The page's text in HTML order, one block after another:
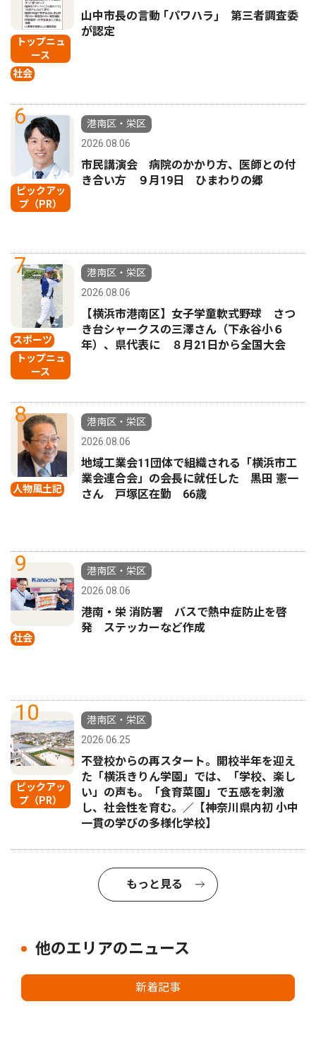
トップニュ
ース
社会
山中市長の言動 ｢パワハラ｣ 第三者調査委
が認定
6
ピックアッ
プ（PR）
港南区・栄区
2026.08.06
市民講演会 病院のかかり方、医師との付
き合い方 ９月19日 ひまわりの郷
7
スポーツ
トップニュ
ース
港南区・栄区
2026.08.06
【横浜市港南区】女子学童軟式野球 さつ
き台シャークスの三澤さん（下永谷小６
年）、県代表に ８月21日から全国大会
8
人物風土記
港南区・栄区
2026.08.06
地域工業会11団体で組織される「横浜市工
業会連合会」の会長に就任した 黒田 憲一
さん 戸塚区在勤 66歳
9
社会
港南区・栄区
2026.08.06
港南・栄 消防署 バスで熱中症防止を啓
発 ステッカーなど作成
10
ピックアッ
プ（PR）
港南区・栄区
2026.06.25
不登校からの再スタート。開校半年を迎え
た「横浜きりん学園」では、「学校、楽し
い」の声も。「食育菜園」で五感を刺激
し、社会性を育む。／【神奈川県内初 小中
一貫の学びの多様化学校】
もっと見る
他のエリアのニュース
新着記事